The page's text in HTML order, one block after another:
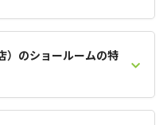
）のショールームの特